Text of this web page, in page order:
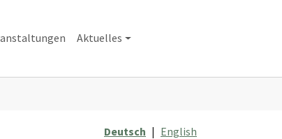
Aktuelles
Deutsch | English